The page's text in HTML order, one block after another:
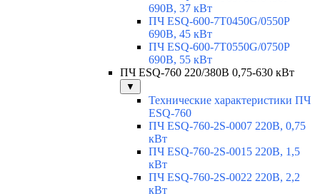
690В, 37 кВт
ПЧ ESQ-600-7T0450G/0550P
690В, 45 кВт
ПЧ ESQ-600-7T0550G/0750P
690В, 55 кВт
ПЧ ESQ-760 220/380В 0,75-630 кВт
▼
Технические характеристики ПЧ
ESQ-760
ПЧ ESQ-760-2S-0007 220В, 0,75
кВт
ПЧ ESQ-760-2S-0015 220В, 1,5
кВт
ПЧ ESQ-760-2S-0022 220В, 2,2
кВт